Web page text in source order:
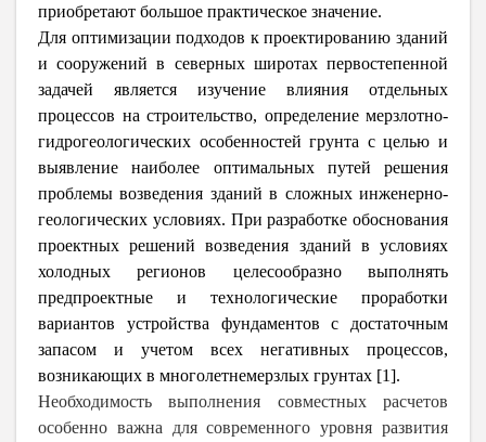
приобретают большое практическое значение.
Для оптимизации подходов к проектированию зданий
и сооружений в северных широтах первостепенной
задачей является изучение влияния отдельных
процессов на строительство, определение мерзлотно-
гидрогеологических особенностей грунта с целью и
выявление наиболее оптимальных путей решения
проблемы возведения зданий в сложных инженерно-
геологических условиях. При разработке обоснования
проектных решений возведения зданий в условиях
холодных регионов целесообразно выполнять
предпроектные и технологические проработки
вариантов устройства фундаментов с достаточным
запасом и учетом всех негативных процессов,
возникающих в многолетнемерзлых грунтах [1].
Необходимость выполнения совместных расчетов
особенно важна для современного уровня развития